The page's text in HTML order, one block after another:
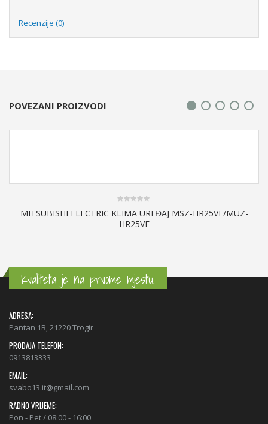
Recenzije (0)
POVEZANI PROIZVODI
MUZ-
Pantan 1B, 21220 Trogir
0913813333
svabo13.it@gmail.com